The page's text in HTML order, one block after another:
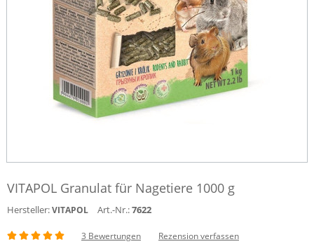
VITAPOL Granulat für Nagetiere 1000 g
Hersteller:VITAPOL Art.-Nr.:7622
3 Bewertungen Rezension verfassen